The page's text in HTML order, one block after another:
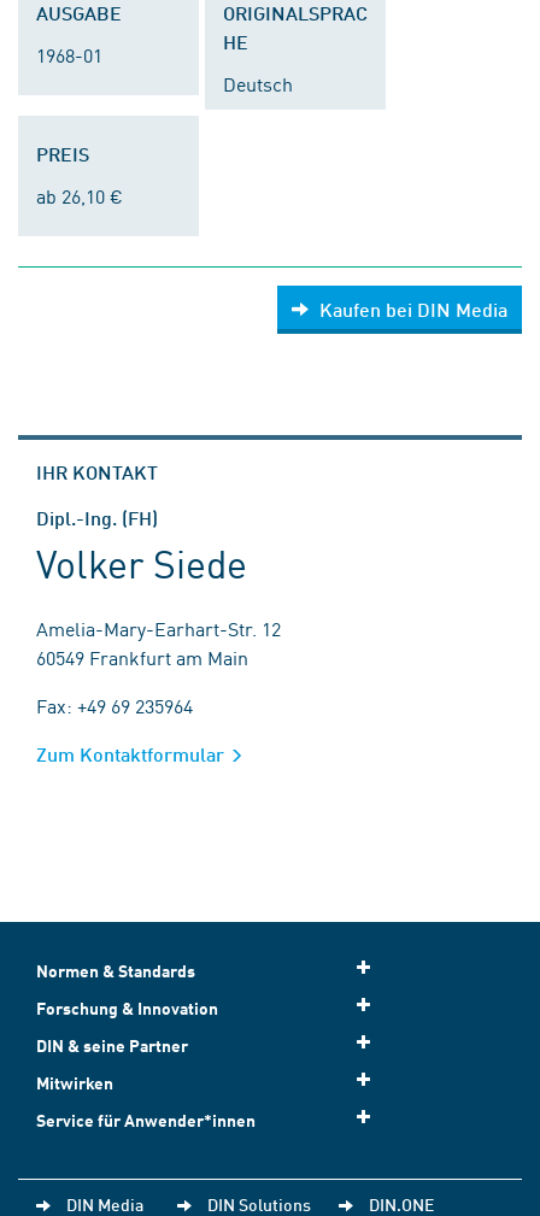
AUSGABE
1968-01
ORIGINALSPRAC
HE
Deutsch
PREIS
ab 26,10 €
Kaufen bei DIN Media
IHR KONTAKT
Dipl.-Ing. (FH)
Volker Siede
Amelia-Mary-Earhart-Str. 12
60549 Frankfurt am Main
Fax: +49 69 235964
Zum Kontaktformular
Normen & Standards
Forschung & Innovation
DIN & seine Partner
Mitwirken
Service für Anwender*innen
DIN Media DIN Solutions DIN.ONE